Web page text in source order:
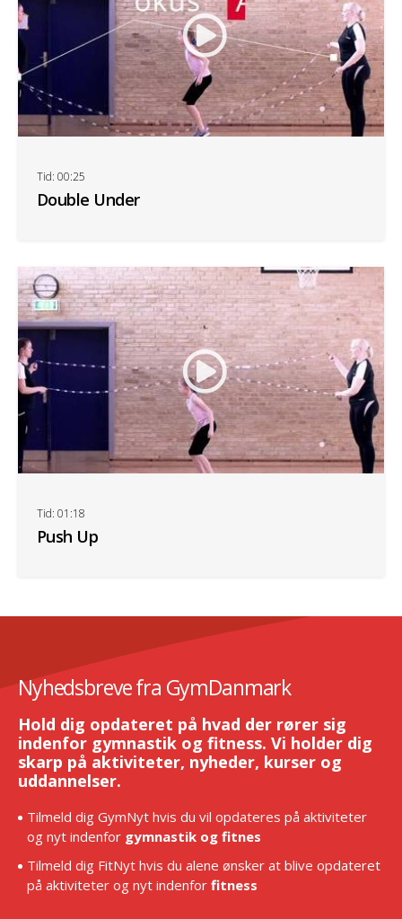
Double Under
Tid: 00:25
Push Up
Tid: 01:18
Nyhedsbreve fra GymDanmark
Hold dig opdateret på hvad der rører sig
indenfor gymnastik og fitness. Vi holder dig
skarp på aktiviteter, nyheder, kurser og
uddannelser.
Tilmeld dig GymNyt hvis du vil opdateres på aktiviteter
og nyt indenfor gymnastik og fitnes
Tilmeld dig FitNyt hvis du alene ønsker at blive opdateret
på aktiviteter og nyt indenfor fitness